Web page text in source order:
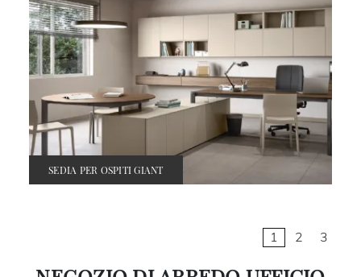
SEDIA PER OSPITI GIANT
1 2 3